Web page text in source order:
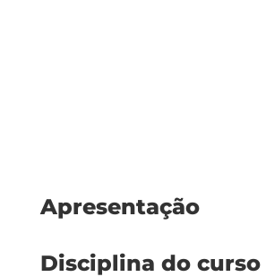
Apresentação
Disciplina do curso